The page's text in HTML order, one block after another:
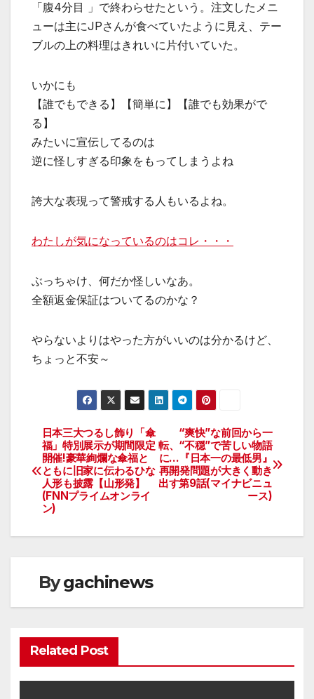
「腹4分目 」で終わらせたという。注文したメニ
ューは主にJPさんが食べていたように見え、テー
ブルの上の料理はきれいに片付いていた。
いかにも
【誰でもできる】【簡単に】【誰でも効果がで
る】
みたいに宣伝してるのは
逆に怪しすぎる印象をもってしまうよね
誇大な表現って警戒する人もいるよね。
わたしが気になっているのはコレ・・・
ぶっちゃけ、何だか怪しいなあ。
全額返金保証はついてるのかな？
やらないよりはやった方がいいのは分かるけど、
ちょっと不安～
投
稿
ナ
ー
シ
ョ
ン
“爽快”な前回から一
転、“不穏”で苦しい物語
に…『日本一の最低男』
再開発問題が大きく動き
出す第9話(マイナビニュ
ース)
日本三大つるし飾り「傘
福」特別展示が期間限定
開催!豪華絢爛な傘福と
ともに旧家に伝わるひな
人形も披露【山形発】
(FNNプライムオンライ
ン)
Bygachinews
Related Post